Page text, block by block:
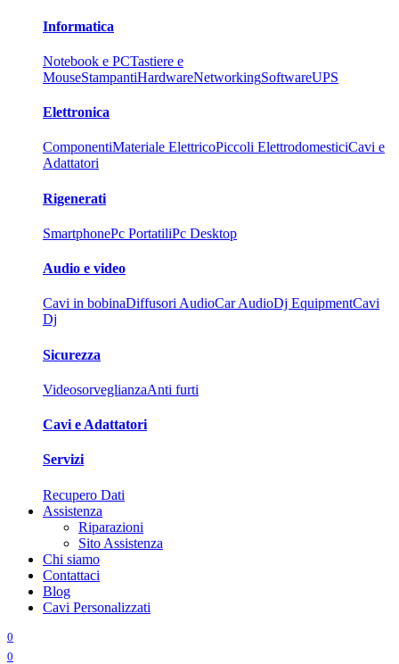
Informatica
Notebook e PCTastiere e
MouseStampantiHardwareNetworkingSoftwareUPS
Elettronica
ComponentiMateriale ElettricoPiccoli ElettrodomesticiCavi e
Adattatori
Rigenerati
SmartphonePc PortatiliPc Desktop
Audio e video
Cavi in bobinaDiffusori AudioCar AudioDj EquipmentCavi
Dj
Sicurezza
VideosorveglianzaAnti furti
Cavi e Adattatori
Servizi
Recupero Dati
Assistenza
Riparazioni
Sito Assistenza
Chi siamo
Contattaci
Blog
Cavi Personalizzati
0
0